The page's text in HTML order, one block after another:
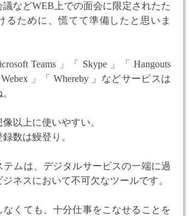
などWEB上での面会に限定されたた
るために、慌てて準備したと思いま
Teams 」「 Skype 」「 Hangouts
」「 Whereby 」などサービスは
以上に使いやすい。
数は鰻登り。
テムは、デジタルサービスの一端に過
ネスにおいて不可欠なツールです。
なくても、十分仕事をこなせることを